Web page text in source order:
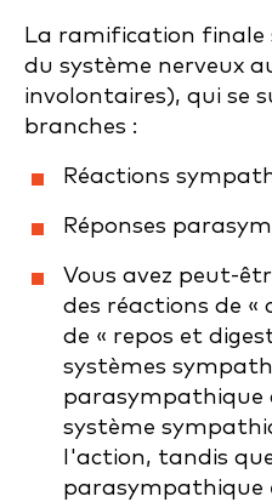
La ramification finale
du système nerveux
involontaires), qui se
branches :
Réactions
Réponses
Vous avez peut-
des réactions de
de « repos et
systèmes
parasympathique
système
l'action, tandis
parasympathique